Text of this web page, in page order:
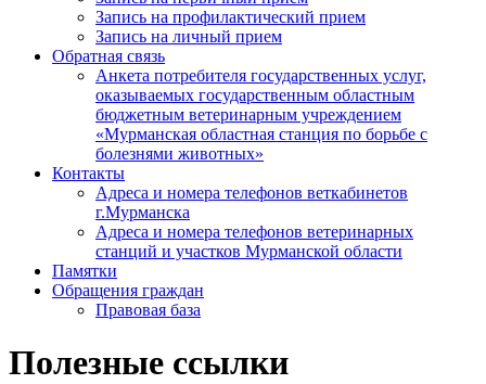
Запись на профилактический прием
Запись на личный прием
Обратная связь
Анкета потребителя государственных услуг,
оказываемых государственным областным
бюджетным ветеринарным учреждением
«Мурманская областная станция по борьбе с
болезнями животных»
Контакты
Адреса и номера телефонов веткабинетов
г.Мурманска
Адреса и номера телефонов ветеринарных
станций и участков Мурманской области
Памятки
Обращения граждан
Правовая база
Полезные ссылки